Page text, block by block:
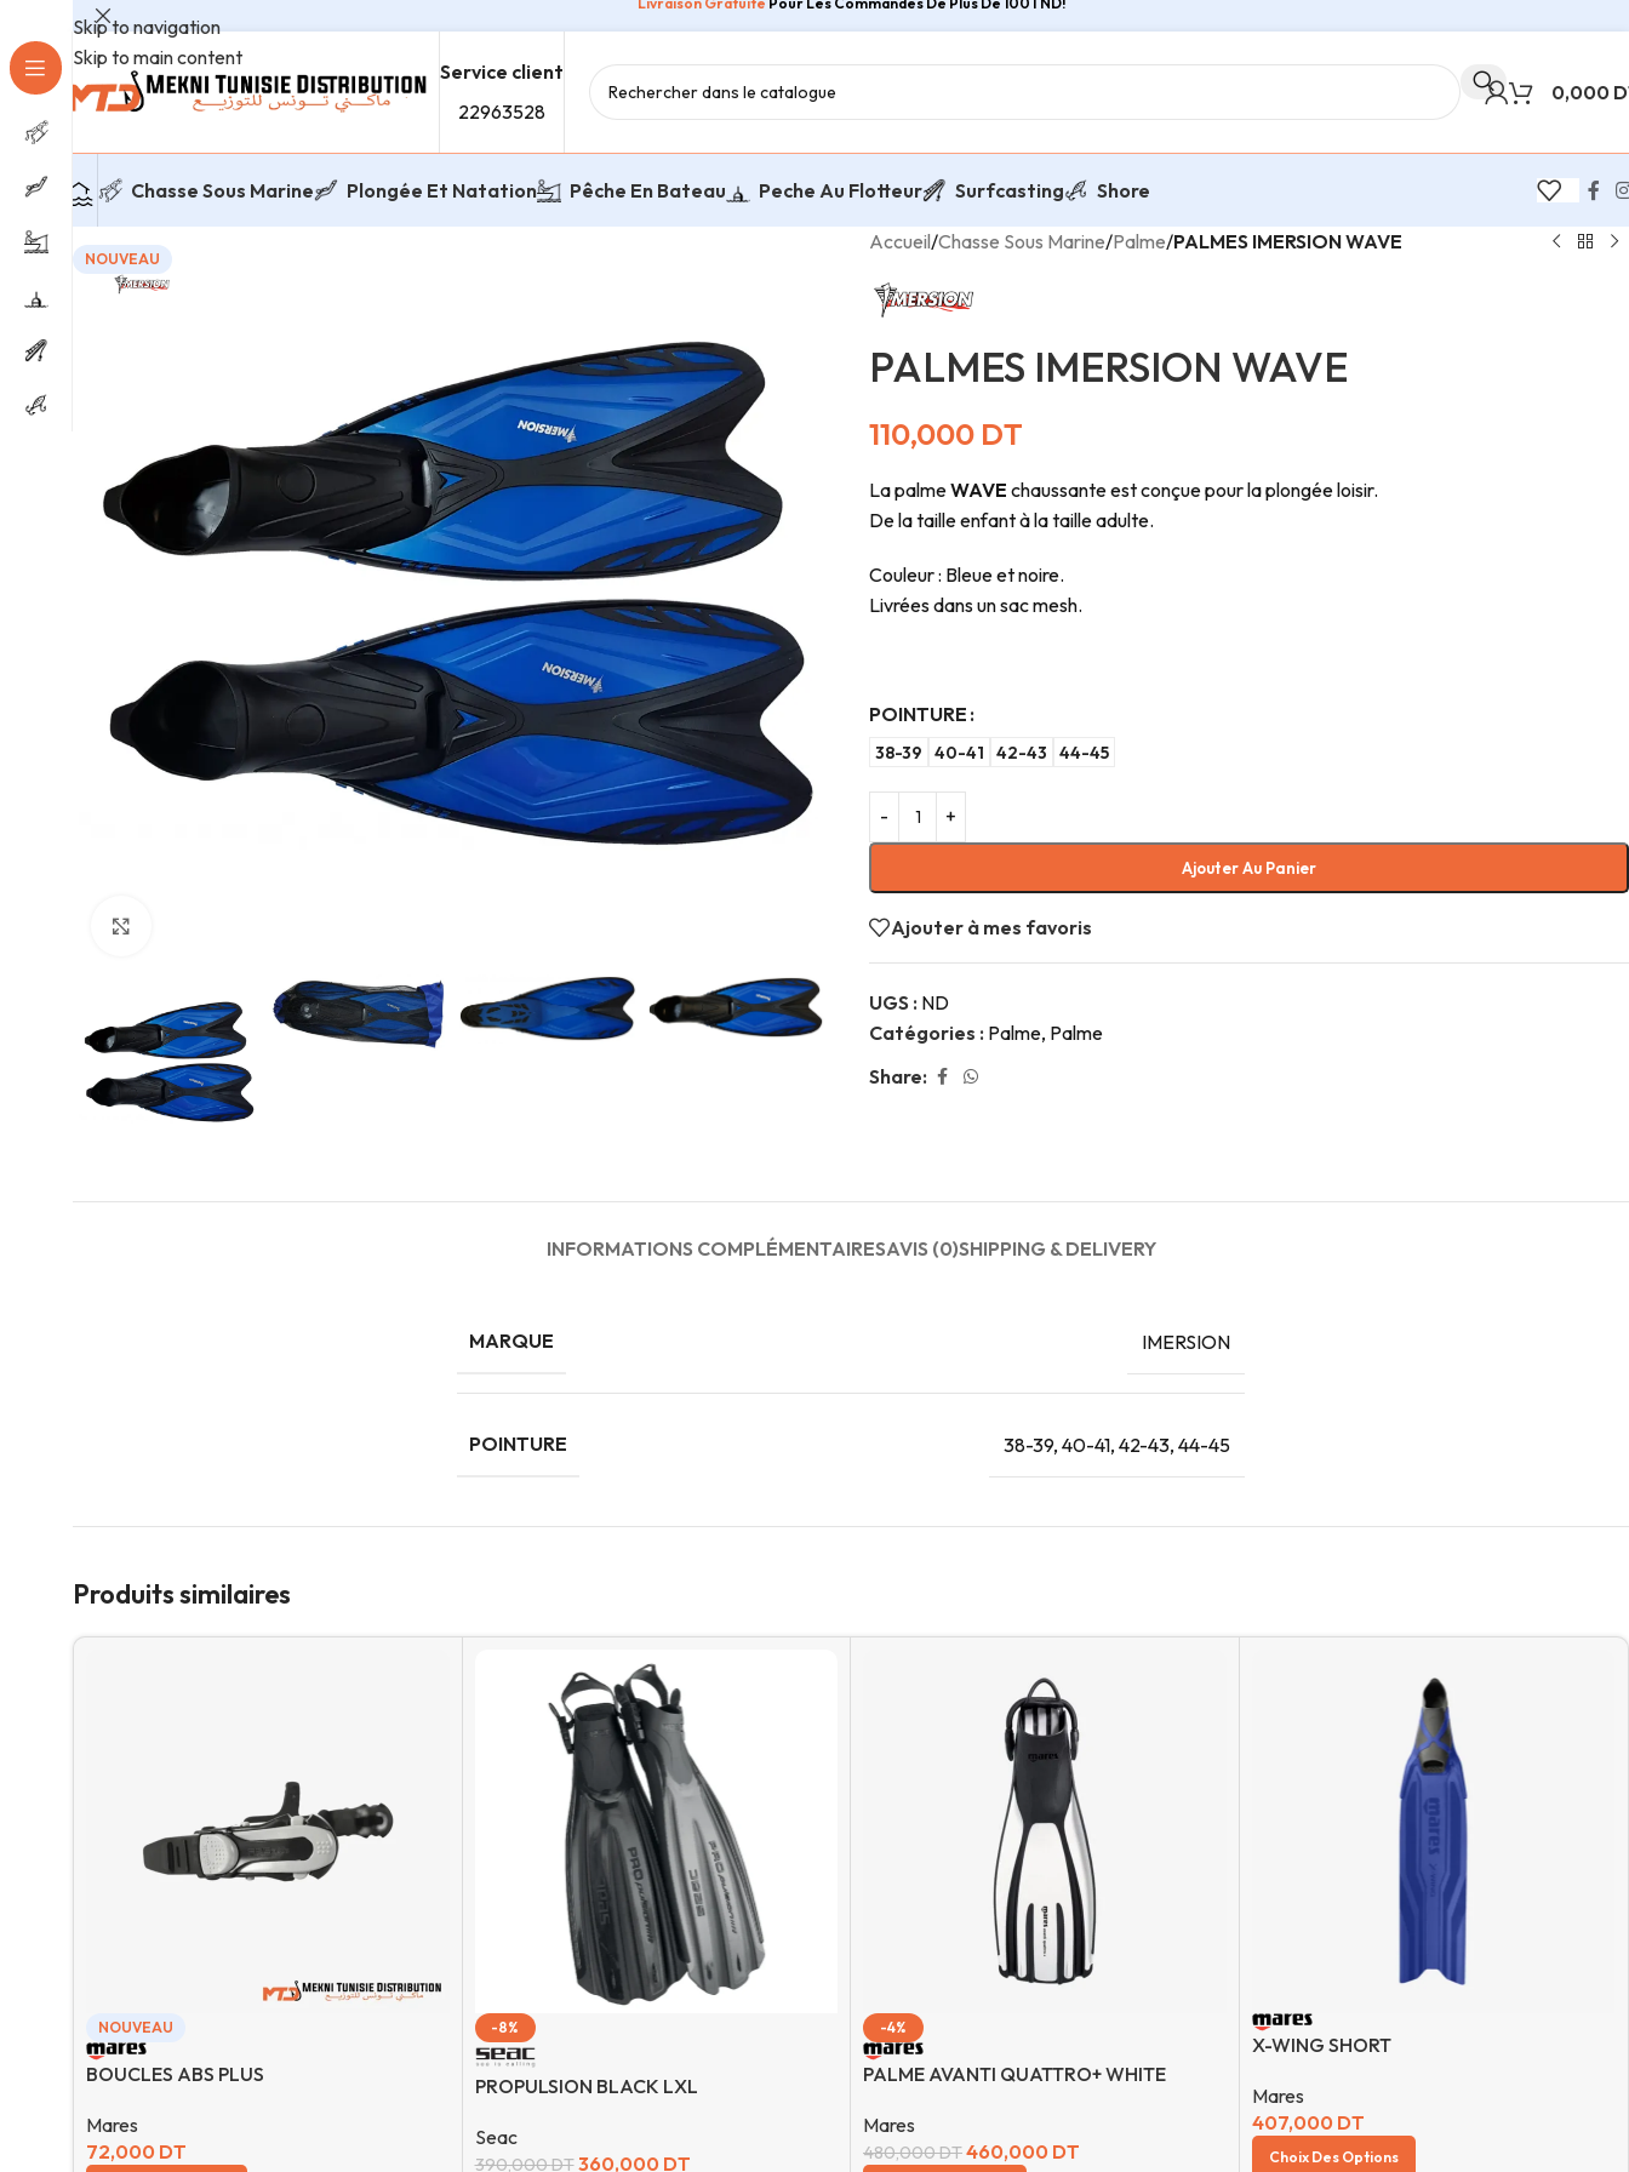
Skip to navigation
Skip to main content
Service client
22963528
0,000
Chasse Sous Marine Plongée Et Natation Pêche En Bateau Peche Au Flotteur Surfcasting Shore
NOUVEAU
Accueil/Chasse Sous Marine/Palme/PALMES IMERSION WAVE
PALMES IMERSION WAVE
110,000 DT
La palmeWAVE chaussante est conçue pour la plongée loisir.
De la taille enfant à la taille adulte.
Couleur : Bleue et noire.
Livrées dans un sac mesh.
POINTURE
38-39 40-41 42-43 44-45
Ajouter Au Panier
Ajouter à mes favoris
UGS : ND
Catégories : Palme, Palme
Share:
INFORMATIONS COMPLÉMENTAIRESAVIS (0)SHIPPING & DELIVERY
MARQUE IMERSION
POINTURE 38-39, 40-41, 42-43, 44-45
Produits similaires
NOUVEAU
BOUCLES ABS PLUS
Mares
72,000 DT
-8%
PROPULSION BLACK LXL
Seac
390,000DT360,000 DT
-4%
PALME AVANTI QUATTRO+ WHITE
Mares
480,000DT460,000 DT
X-WING SHORT
Mares
407,000 DT
Choix Des Options